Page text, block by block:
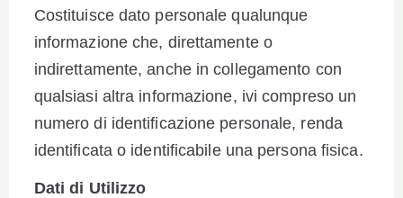
Costituisce dato personale qualunque
informazione che, direttamente o
indirettamente, anche in collegamento con
qualsiasi altra informazione, ivi compreso un
numero di identificazione personale, renda
identificata o identificabile una persona fisica.
Dati di Utilizzo